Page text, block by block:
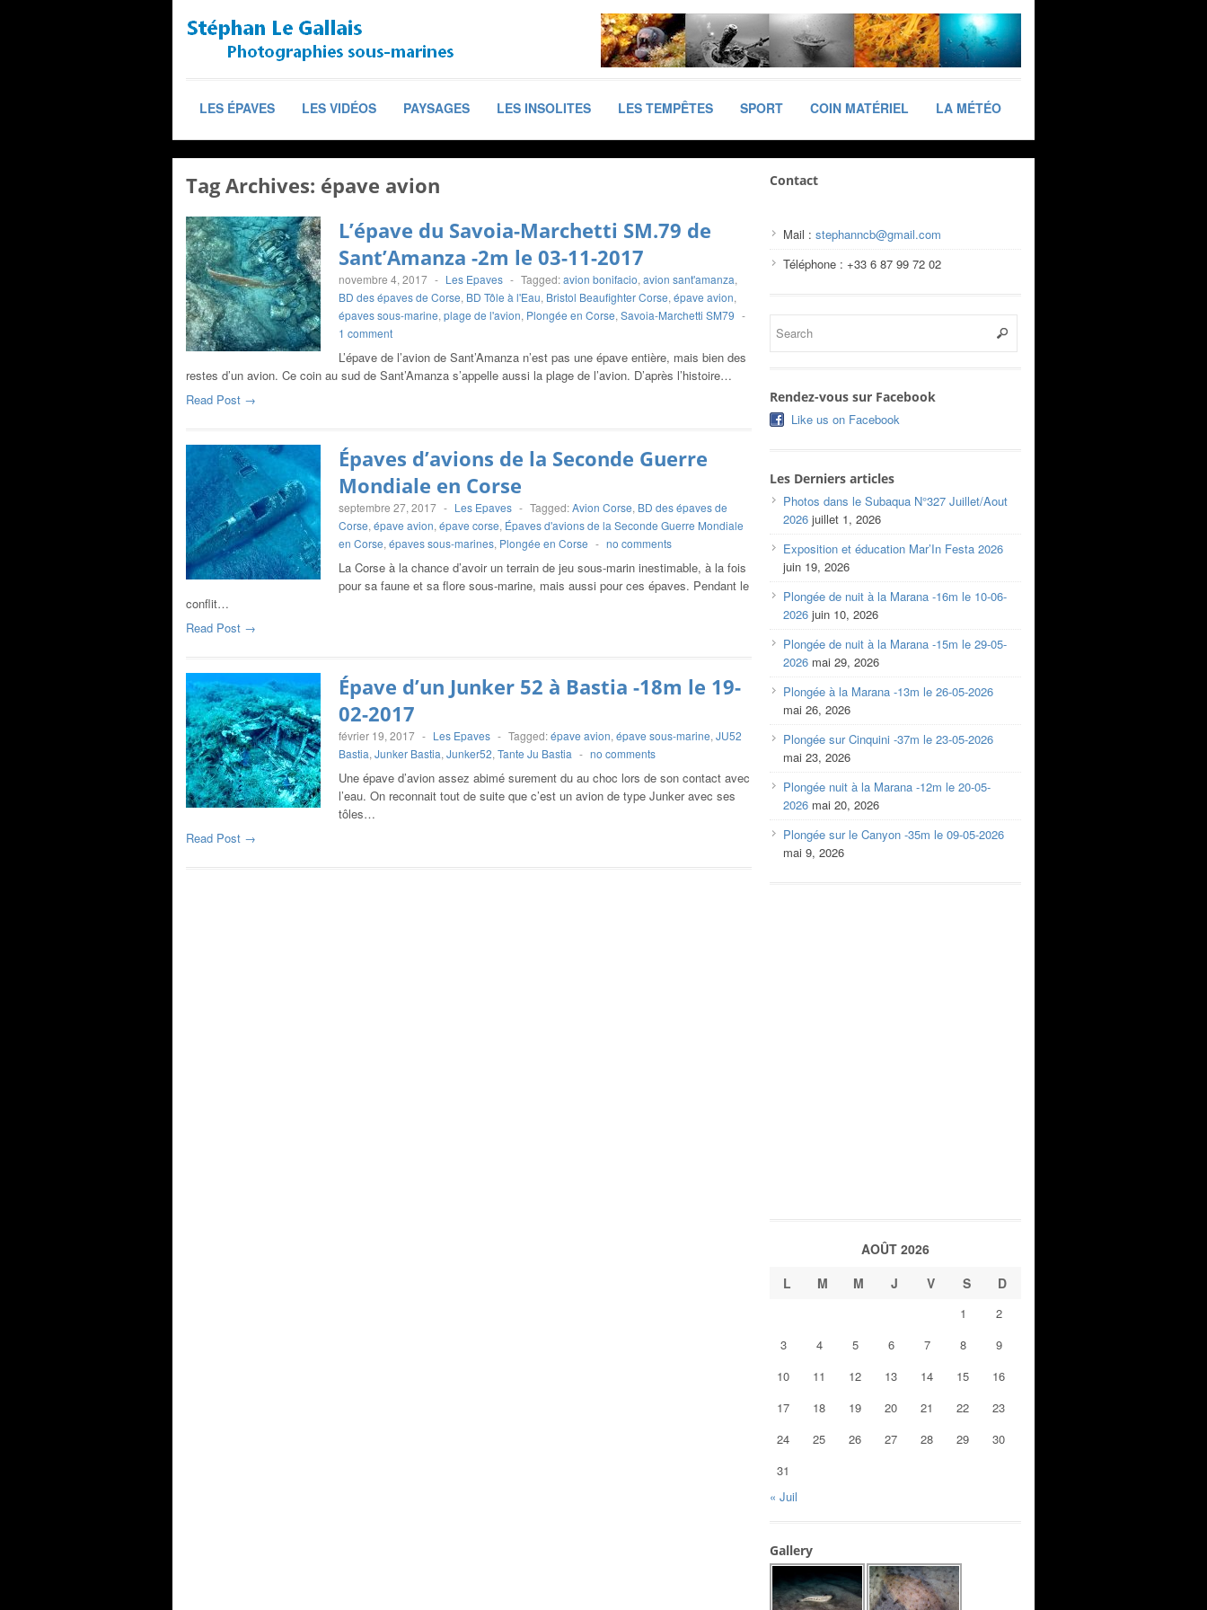
LES ÉPAVES LES VIDÉOS PAYSAGES LES INSOLITES LES TEMPÊTES SPORT COIN MATÉRIEL LA MÉTÉO
Tag Archives: épave avion
L’épave du Savoia-Marchetti SM.79 de
Sant’Amanza -2m le 03-11-2017
novembre 4, 2017 - Les Epaves - Tagged:avion bonifacio, avion sant'amanza,
BD des épaves de Corse, BD Tôle à l'Eau, Bristol Beaufighter Corse, épave avion,
épaves sous-marine, plage de l'avion, Plongée en Corse, Savoia-Marchetti SM79 -
1 comment
L’épave de l’avion de Sant’Amanza n’est pas une épave entière, mais bien des
restes d’un avion. Ce coin au sud de Sant’Amanza s’appelle aussi la plage de l’avion. D’après l’histoire…
Read Post →
Épaves d’avions de la Seconde Guerre
Mondiale en Corse
septembre 27, 2017 - Les Epaves - Tagged:Avion Corse, BD des épaves de
Corse, épave avion, épave corse, Épaves d'avions de la Seconde Guerre Mondiale
en Corse, épaves sous-marines, Plongée en Corse - no comments
La Corse à la chance d’avoir un terrain de jeu sous-marin inestimable, à la fois
pour sa faune et sa flore sous-marine, mais aussi pour ces épaves. Pendant le
conflit…
Read Post →
Épave d’un Junker 52 à Bastia -18m le 19-
02-2017
février 19, 2017 - Les Epaves - Tagged:épave avion, épave sous-marine, JU52
Bastia, Junker Bastia, Junker52, Tante Ju Bastia - no comments
Une épave d’avion assez abimé surement du au choc lors de son contact avec
l’eau. On reconnait tout de suite que c’est un avion de type Junker avec ses
tôles…
Read Post →
Contact
Mail : stephanncb@gmail.com
Téléphone : +33 6 87 99 72 02
Rendez-vous sur Facebook
Like us on Facebook
Les Derniers articles
Photos dans le Subaqua N°327 Juillet/Aout
2026 juillet 1, 2026
Exposition et éducation Mar’In Festa 2026
juin 19, 2026
Plongée de nuit à la Marana -16m le 10-06-
2026 juin 10, 2026
Plongée de nuit à la Marana -15m le 29-05-
2026 mai 29, 2026
Plongée à la Marana -13m le 26-05-2026
mai 26, 2026
Plongée sur Cinquini -37m le 23-05-2026
mai 23, 2026
Plongée nuit à la Marana -12m le 20-05-
2026 mai 20, 2026
Plongée sur le Canyon -35m le 09-05-2026
mai 9, 2026
AOÛT 2026
L
M M J V S D
1
2
3
4 5 6 7 8
9
10
11 12 13 14 15
16
17
18 19 20 21 22
23
24
25 26 27 28 29
30
31
« Juil
Gallery